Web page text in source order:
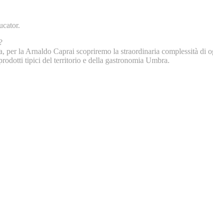
la Arnaldo Caprai scopriremo la straordinaria complessità di
tipici del territorio e della gastronomia Umbra.